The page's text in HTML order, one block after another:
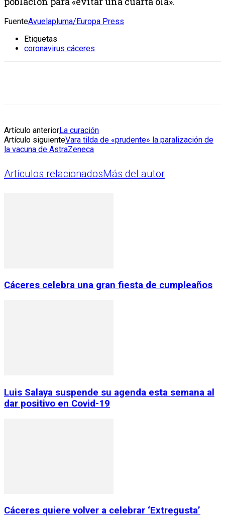
FuenteAvuelapluma/Europa Press
Etiquetas
coronavirus cáceres
Artículo anteriorLa curación
Artículo siguienteVara tilda de «prudente» la paralización de
la vacuna de AstraZeneca
Artículos relacionadosMás del autor
Cáceres celebra una gran fiesta de cumpleaños
Luis Salaya suspende su agenda esta semana al
dar positivo en Covid-19
Cáceres quiere volver a celebrar ‘Extregusta’